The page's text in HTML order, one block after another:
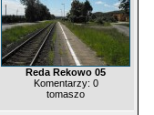
Reda Rekowo 05
Komentarzy: 0
tomaszo